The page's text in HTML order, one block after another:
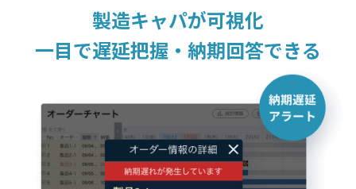
製造キャパが可視化
一目で遅延把握 ・納期回答できる